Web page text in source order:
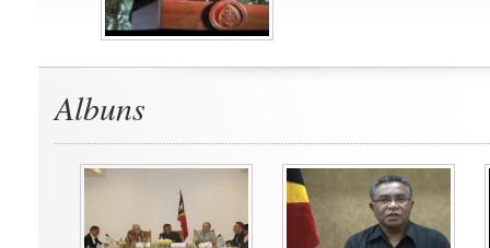
Albuns